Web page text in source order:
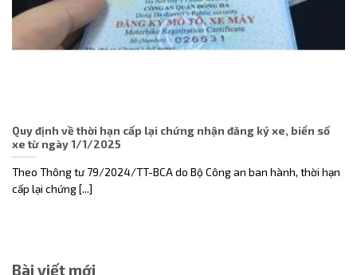
Quy định về thời hạn cấp lại chứng nhận đăng ký xe, biển số
xe từ ngày 1/1/2025
Theo Thông tư 79/2024/TT-BCA do Bộ Công an ban hành, thời hạn
cấp lại chứng [...]
Bài viết mới